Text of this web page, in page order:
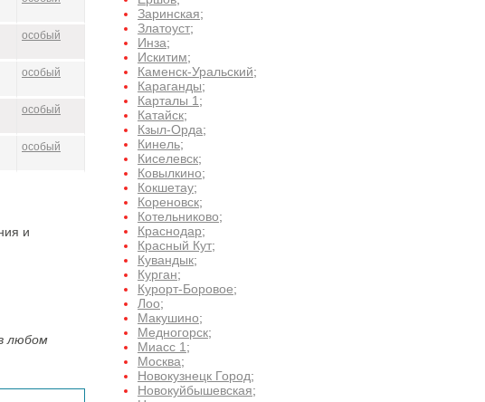
особый
особый
особый
особый
и
любом
Заринская;
Златоуст;
Инза;
Искитим;
Каменск-Уральский;
Караганды;
Карталы 1 ;
Катайск;
Кзыл-Орда;
Кинель;
Киселевск;
Ковылкино;
Кокшетау;
Кореновск;
Котельниково;
Краснодар;
Красный Кут;
Кувандык;
Курган;
Курорт-Боровое;
Лоо;
Макушино;
Медногорск;
Миасс 1 ;
Москва;
Новокузнецк Город;
Новокуйбышевская;